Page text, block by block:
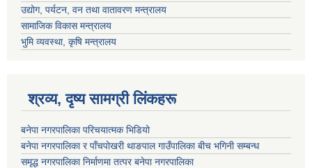
उद्योग, पर्यटन, वन तथा वातावरण मन्त्रालय
सामाजिक विकास मन्त्रालय
भुमि व्यवस्था, कृषि मन्त्रालय
श्रव्य, दृष्य सामग्री लिंकहरू
बनेपा नगरपालिका परिचयात्मक भिडियो
बनेपा नगरपालिका र पाँचपोखरी थाङपाल गाउँपालिका बीच भगिनी सम्बन्ध
समृद्ध नगरपालिका निर्माणमा तत्पर बनेपा नगरपालिका